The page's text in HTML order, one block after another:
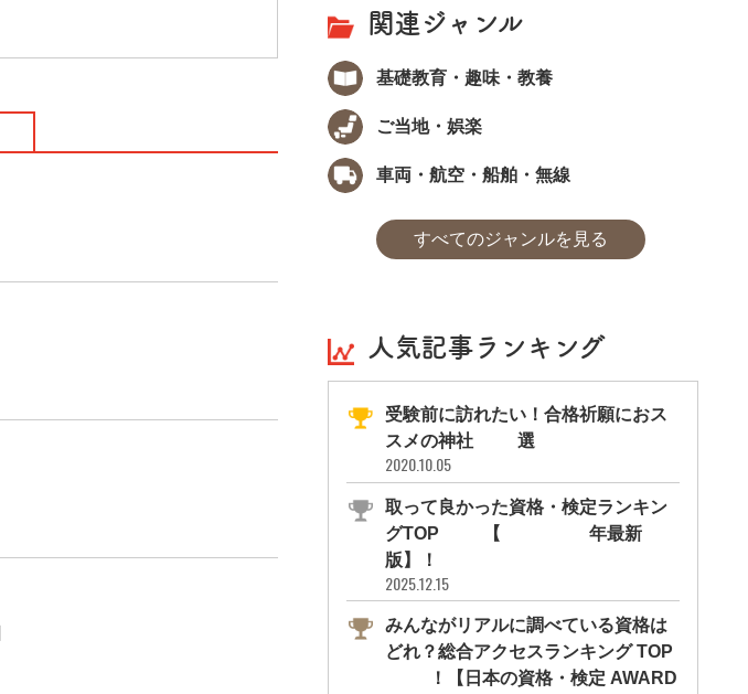
関連ジャンル
基礎教育・趣味・教養
ご当地・娯楽
車両・航空・船舶・無線
すべてのジャンルを見る
人気記事ランキング
受験前に訪れたい！合格祈願におス
スメの神社11選
2020.10.05
取って良かった資格・検定ランキン
グTOP10【2026年最新
版】！
2025.12.15
みんながリアルに調べている資格は
どれ？総合アクセスランキング TOP
10！【日本の資格・検定 AWARD